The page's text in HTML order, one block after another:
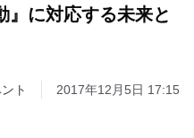
』に対応する未来と
ト 2017年12月5日 17:15